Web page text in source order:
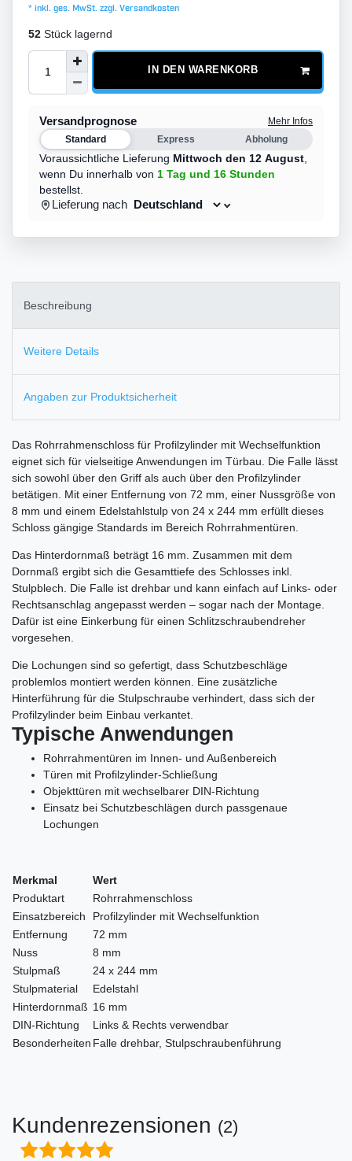
* inkl. ges. MwSt. zzgl. Versandkosten
52 Stück lagernd
IN DEN WARENKORB
Versandprognose
Mehr Infos
Standard
Express Abholung
Voraussichtliche Lieferung Mittwoch den 12 August,
wenn Du innerhalb von 1 Tag und 16 Stunden
bestellst.
Lieferung nach
Beschreibung
Weitere Details
Angaben zur Produktsicherheit
Das Rohrrahmenschloss für Profilzylinder mit Wechselfunktion
eignet sich für vielseitige Anwendungen im Türbau. Die Falle lässt
sich sowohl über den Griff als auch über den Profilzylinder
betätigen. Mit einer Entfernung von 72 mm, einer Nussgröße von
8 mm und einem Edelstahlstulp von 24 x 244 mm erfüllt dieses
Schloss gängige Standards im Bereich Rohrrahmentüren.
Das Hinterdornmaß beträgt 16 mm. Zusammen mit dem
Dornmaß ergibt sich die Gesamttiefe des Schlosses inkl.
Stulpblech. Die Falle ist drehbar und kann einfach auf Links- oder
Rechtsanschlag angepasst werden – sogar nach der Montage.
Dafür ist eine Einkerbung für einen Schlitzschraubendreher
vorgesehen.
Die Lochungen sind so gefertigt, dass Schutzbeschläge
problemlos montiert werden können. Eine zusätzliche
Hinterführung für die Stulpschraube verhindert, dass sich der
Profilzylinder beim Einbau verkantet.
Typische Anwendungen
Rohrrahmentüren im Innen- und Außenbereich
Türen mit Profilzylinder-Schließung
Objekttüren mit wechselbarer DIN-Richtung
Einsatz bei Schutzbeschlägen durch passgenaue
Lochungen
Merkmal
Wert
Produktart
Rohrrahmenschloss
Einsatzbereich
Profilzylinder mit Wechselfunktion
Entfernung
72 mm
Nuss
8 mm
Stulpmaß
24 x 244 mm
Stulpmaterial
Edelstahl
Hinterdornmaß 16 mm
DIN-Richtung
Links & Rechts verwendbar
Besonderheiten Falle drehbar, Stulpschraubenführung
Kundenrezensionen (2)